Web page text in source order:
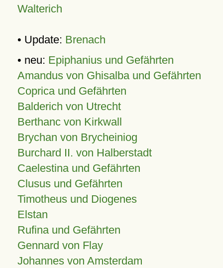
Walterich
• Update: Brenach
• neu: Epiphanius und Gefährten
Amandus von Ghisalba und Gefährten
Coprica und Gefährten
Balderich von Utrecht
Berthanc von Kirkwall
Brychan von Brycheiniog
Burchard II. von Halberstadt
Caelestina und Gefährten
Clusus und Gefährten
Timotheus und Diogenes
Elstan
Rufina und Gefährten
Gennard von Flay
Johannes von Amsterdam